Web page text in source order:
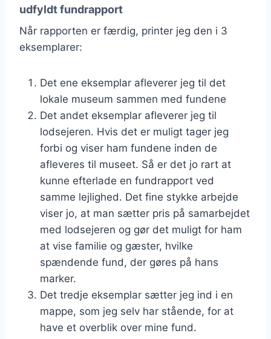
udfyldt fundrapport
Når rapporten er færdig, printer jeg den i 3
eksemplarer:
Det ene eksemplar afleverer jeg til det
lokale museum sammen med fundene
Det andet eksemplar afleverer jeg til
lodsejeren. Hvis det er muligt tager jeg
forbi og viser ham fundene inden de
afleveres til museet. Så er det jo rart at
kunne efterlade en fundrapport ved
samme lejlighed. Det fine stykke arbejde
viser jo, at man sætter pris på samarbejdet
med lodsejeren og gør det muligt for ham
at vise familie og gæster, hvilke
spændende fund, der gøres på hans
marker.
Det tredje eksemplar sætter jeg ind i en
mappe, som jeg selv har stående, for at
have et overblik over mine fund.